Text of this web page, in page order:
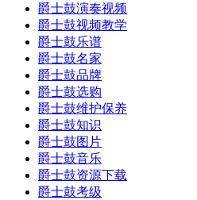
爵士鼓演奏视频
爵士鼓视频教学
爵士鼓乐谱
爵士鼓名家
爵士鼓品牌
爵士鼓选购
爵士鼓维护保养
爵士鼓知识
爵士鼓图片
爵士鼓音乐
爵士鼓资源下载
爵士鼓考级